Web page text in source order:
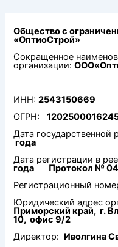
Общество с
«ОптиоСтрой»
Сокращенное
организации:
ИНН:2543150669
ОГРН:
Дата
года
Дата регистрации в
года Протокол №
Регистрационный
Юридический адрес
Приморский край, г.
10, офис 9/2
Директор: Иволгина